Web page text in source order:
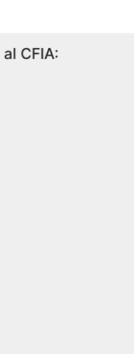
al CFIA: